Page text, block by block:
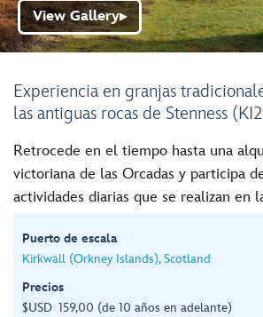
Experiencia en granjas
las antiguas rocas de Stenness
View Gallery▶
Retrocede en el tiempo hasta una
victoriana de las Orcadas y participa
actividades diarias que se realizan en
Puerto de escala
Kirkwall (Orkney Islands), Scotland
Precios
$USD 159,00 (de 10 años en adelante)